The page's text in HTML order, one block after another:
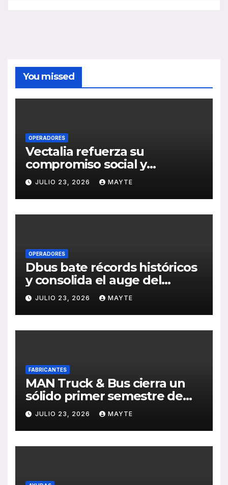
You missed
OPERADORES
Vectalia refuerza su
compromiso social y
medioambiental con la
publicación de su Memoria
de RSC 2025
JULIO 23, 2026 MAYTE
OPERADORES
Dbus bate récords históricos
y consolida el auge del
transporte público en San
Sebastián
JULIO 23, 2026 MAYTE
FABRICANTES
MAN Truck & Bus cierra un
sólido primer semestre de
2026 con crecimiento en
ventas, pedidos y
rentabilidad
JULIO 23, 2026 MAYTE